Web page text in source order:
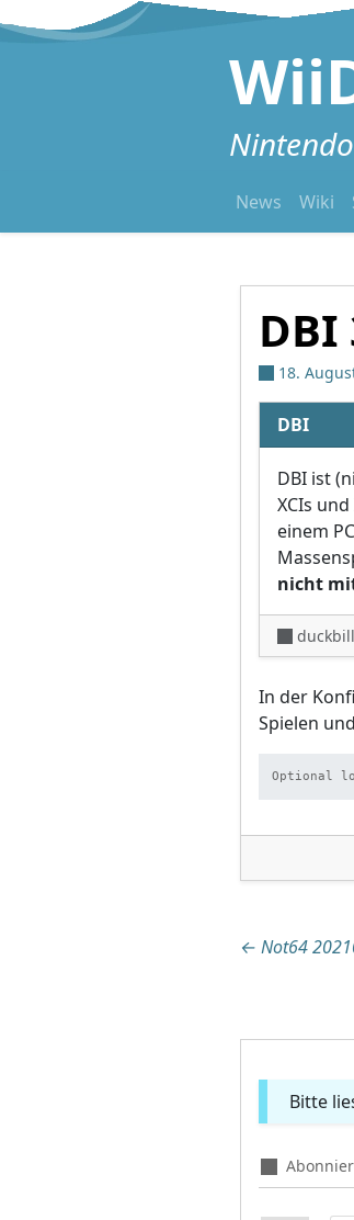
Zum Inhalt springen
News Wiki
DBI
18.
DBI
DBI ist
XCIs
einem
nicht
duckbill
In der
Spielen
Optional
← Not64
Bitte